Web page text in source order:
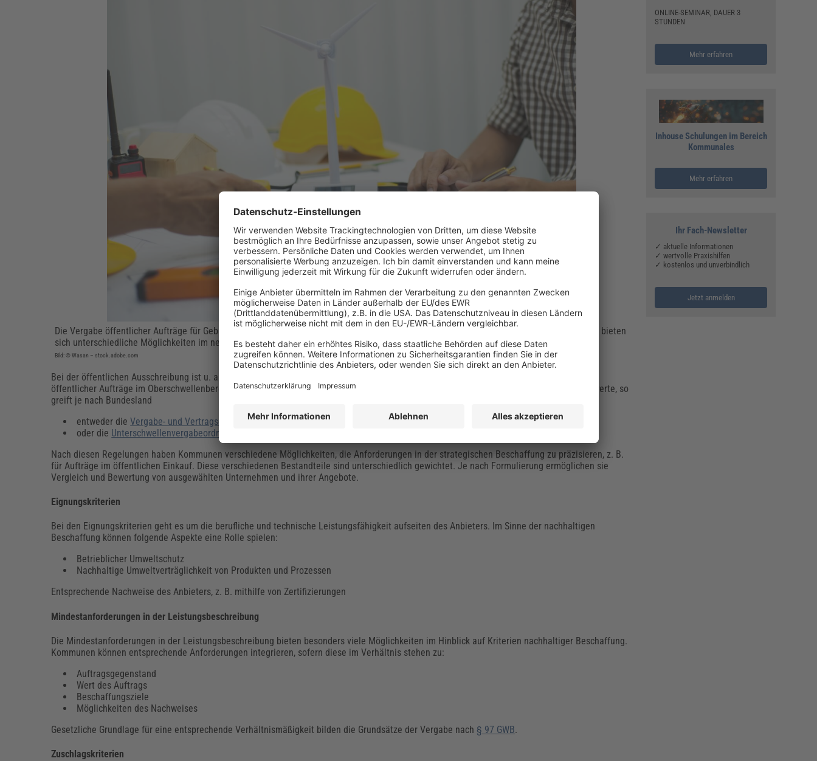
Die Vergabe öffentlicher Aufträge für Gebäude folgt der Vertragsordnung für Bauleistungen (VOB). Im Sinne der nachhaltigen Beschaffung bieten
sich unterschiedliche Möglichkeiten im neuen Vergaberecht, die Einhaltung von Nachhaltigkeitskriterien sicherzustellen.
Bild: © Wasan – stock.adobe.com
Bei der öffentlichen Ausschreibung ist u. a. die
öffentlicher Aufträge im Oberschwellenbereich anzuwenden. Bleibt die finanziellen Aufwände unterhalb der im GWB definierten Schwellenwerte, so
greift je nach Bundesland
entweder dieVergabe- und Vertragsordnung (VOL)
oder die Unterschwellenvergabeordnung (UVgO
Nach diesen Regelungen haben Kommunen verschiedene Möglichkeiten, die Anforderungen in der strategischen Beschaffung zu präzisieren, z. B.
für Aufträge im öffentlichen Einkauf. Diese verschiedenen Bestandteile sind unterschiedlich gewichtet. Je nach Formulierung ermöglichen sie
Vergleich und Bewertung von ausgewählten Unternehmen und ihrer Angebote.
Eignungskriterien
Bei den Eignungskriterien geht es um die berufliche und technische Leistungsfähigkeit aufseiten des Anbieters. Im Sinne der nachhaltigen
Beschaffung können folgende Aspekte eine Rolle spielen:
Betrieblicher Umweltschutz
Nachhaltige Umweltverträglichkeit von Produkten und Prozessen
Entsprechende Nachweise des Anbieters, z. B. mithilfe von Zertifizierungen
Mindestanforderungen in der Leistungsbeschreibung
Die Mindestanforderungen in der Leistungsbeschreibung bieten besonders viele Möglichkeiten im Hinblick auf Kriterien nachhaltiger Beschaffung.
Kommunen können entsprechende Anforderungen integrieren, sofern diese im Verhältnis stehen zu:
Auftragsgegenstand
Wert des Auftrags
Beschaffungsziele
Möglichkeiten des Nachweises
Gesetzliche Grundlage für eine entsprechende Verhältnismäßigkeit bilden die Grundsätze der Vergabe nach § 97 GWB.
Zuschlagskriterien
ONLINE-SEMINAR, DAUER 3
STUNDEN
Mehr erfahren
Inhouse Schulungen im Bereich
Kommunales
Mehr erfahren
Ihr Fach-Newsletter
✓ aktuelle Informationen
✓ wertvolle Praxishilfen
✓ kostenlos und unverbindlich
Jetzt anmelden